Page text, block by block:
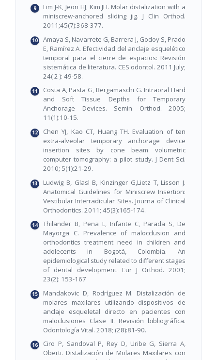
Lim J-K, Jeon HJ, Kim JH. Molar distalization with a
miniscrew-anchored sliding jig. J Clin Orthod.
2011;45(7):368-377.
Amaya S, Navarrete G, Barrera J, Godoy S, Prado
E, Ramírez A. Efectividad del anclaje esquelético
temporal para el cierre de espacios: Revisión
sistemática de literatura. CES odontol. 2011 July;
24( 2 ): 49-58.
Costa A, Pasta G, Bergamaschi G. Intraoral Hard
and Soft Tissue Depths for Temporary
Anchorage Devices. Semin Orthod. 2005;
11(1):10-15.
Chen YJ, Kao CT, Huang TH. Evaluation of ten
extra-alveolar temporary anchorage device
insertion sites by cone beam volumetric
computer tomography: a pilot study. J Dent Sci.
2010; 5(1):21-29.
Ludwig B, Glasl B, Kinzinger G,Lietz T, Lisson J.
Anatomical Guidelines for Miniscrew Insertion:
Vestibular Interradicular Sites. Journa of Clinical
Orthodontics. 2011; 45(3):165-174.
Thilander B, Pena L, Infante C, Parada S, De
Mayorga C. Prevalence of malocclusion and
orthodontics treatment need in children and
adolecents in Bogotá, Colombia. An
epidemiological study related to different stages
of dental development. Eur J Orthod. 2001;
23(2): 153-167
Mandakovic D, Rodríguez M. Distalización de
molares maxilares utilizando dispositivos de
anclaje esqueletal directo en pacientes con
maloclusiones Clase II. Revisión bibliográfica.
Odontología Vital. 2018; (28):81-90.
Ciro P, Sandoval P, Rey D, Uribe G, Sierra A,
Oberti. Distalización de Molares Maxilares con